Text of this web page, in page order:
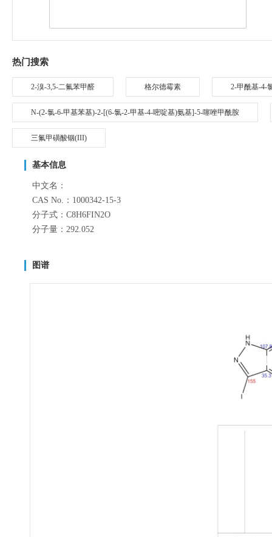
热门搜索
2-溴-3,5-二氟苯甲醛 格尔德霉素 2-甲酰基-4-
N-(2-氯-6-甲基苯基)-2-[(6-氯-2-甲基-4-嘧啶基)氨基]-5-噻唑甲酰胺
三氟甲磺酸铟(III)
基本信息
中文名：
CAS No.：1000342-15-3
分子式：C8H6FIN2O
分子量：292.052
图谱